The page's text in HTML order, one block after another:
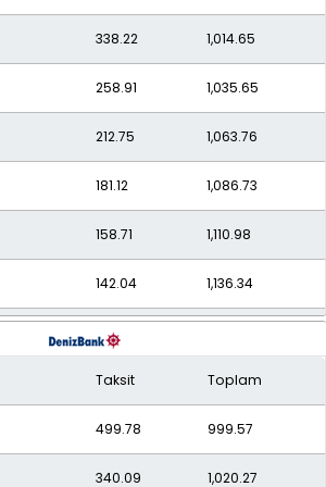
104.42 1,253.06
338.22 1,014.65
258.91 1,035.65
212.75 1,063.76
181.12 1,086.73
158.71 1,110.98
142.04 1,136.34
129.21
119.07 1,190.69
110.85 1,219.38
104.14 1,249.66
Taksit Toplam
499.78 999.57
340.09 1,020.27